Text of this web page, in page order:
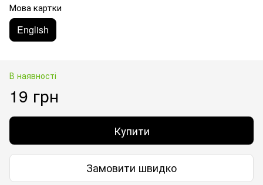
Мова картки
English
В наявності
19 грн
Купити
Замовити швидко